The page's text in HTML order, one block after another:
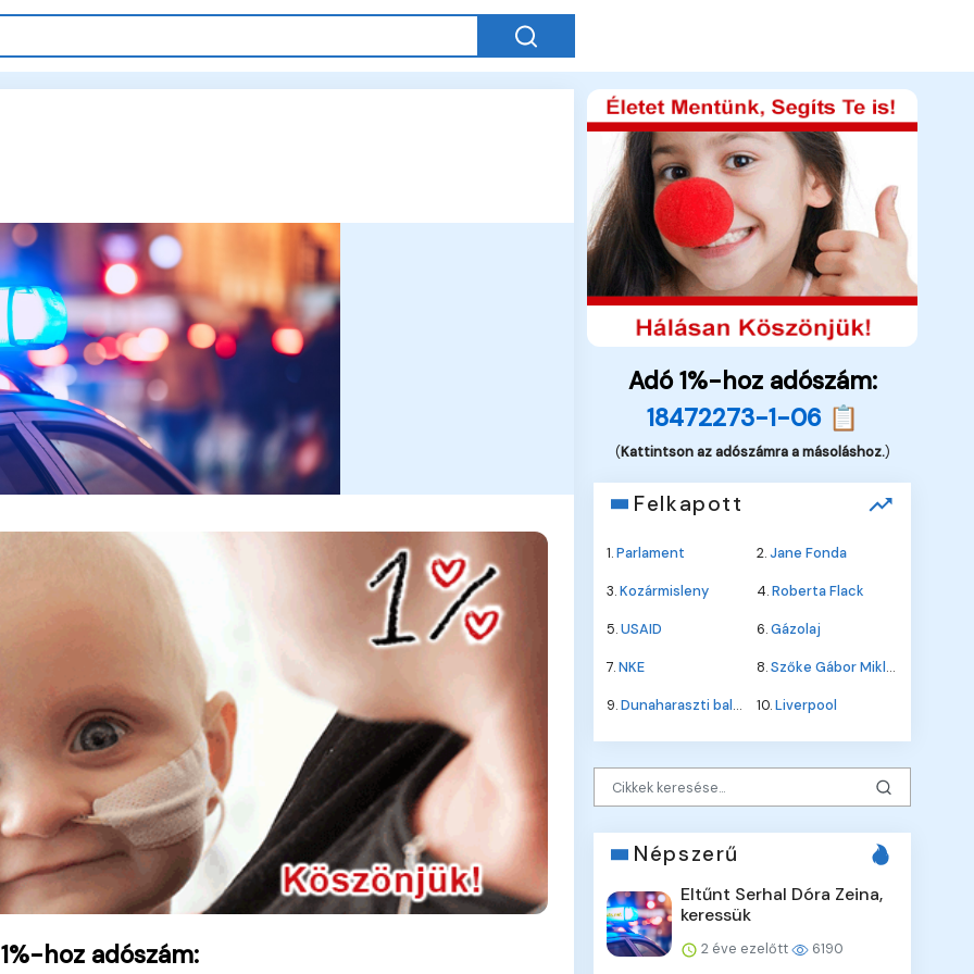
hoz adószám:
Adó 1%-hoz adószám:
18472273-1-06 📋
(Kattintson az adószámra a másoláshoz.)
Felkapott
1.Parlament 2.Jane Fonda
3.Kozármisleny 4.Roberta Flack
5.USAID 6.Gázolaj
7.NKE 8.Szőke Gábor Miklós
9.Dunaharaszti baleset 10.Liverpool
Népszerű
Eltűnt Serhal Dóra Zeina,
keressük
2 éve ezelőtt 6190